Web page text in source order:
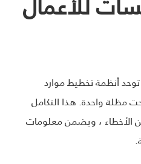
أنظمة تخطيط موارد
واحدة. هذا التكامل
الأخطاء ، ويضمن معلومات